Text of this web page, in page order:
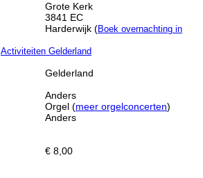
Grote Kerk
3841 EC
Harderwijk (Boek overnachting in
Activiteiten Gelderland
Gelderland
Anders
Orgel (meer orgelconcerten)
Anders
€ 8,00